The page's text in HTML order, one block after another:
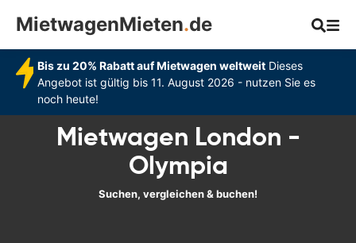
MietwagenMieten.de
Bis zu 20% Rabatt auf Mietwagen weltweitDieses
Angebot ist gültig bis 11. August 2026 - nutzen Sie es
noch heute!
Mietwagen London -
Olympia
Suchen, vergleichen & buchen!